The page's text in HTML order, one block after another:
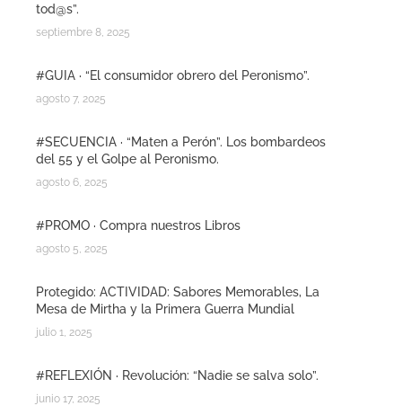
tod@s”.
septiembre 8, 2025
#GUIA · “El consumidor obrero del Peronismo”.
agosto 7, 2025
#SECUENCIA · “Maten a Perón”. Los bombardeos
del 55 y el Golpe al Peronismo.
agosto 6, 2025
#PROMO · Compra nuestros Libros
agosto 5, 2025
Protegido: ACTIVIDAD: Sabores Memorables, La
Mesa de Mirtha y la Primera Guerra Mundial
julio 1, 2025
#REFLEXIÓN · Revolución: “Nadie se salva solo”.
junio 17, 2025